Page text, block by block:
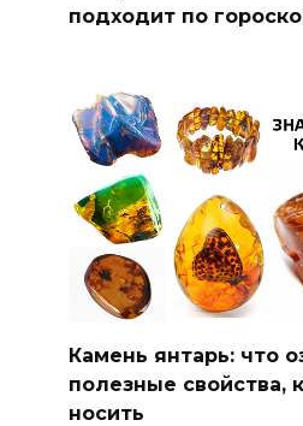
подходит по
Камень янтарь: что
полезные свойства,
носить